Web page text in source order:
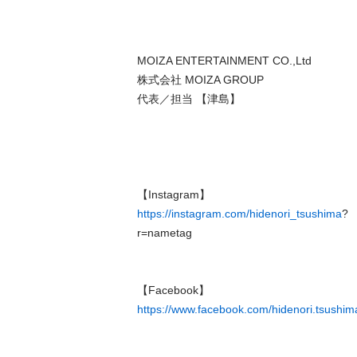
MOIZA ENTERTAINMENT CO.,Ltd
株式会社 MOIZA GROUP
代表／担当 【津島】
https://instagram.com/hidenori_tsushima?
r=nametag
https://www.facebook.com/